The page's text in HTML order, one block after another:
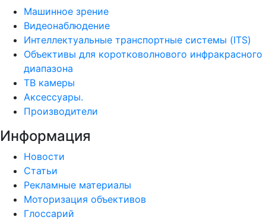
Машинное зрение
Видеонаблюдение
Интеллектуальные транспортные системы (ITS)
Объективы для коротковолнового инфракрасного
диапазона
ТВ камеры
Аксессуары.
Производители
Информация
Новости
Статьи
Рекламные материалы
Моторизация объективов
Глоссарий